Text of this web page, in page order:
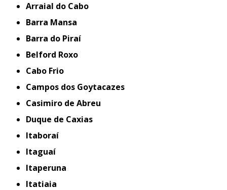
Arraial do Cabo
Barra Mansa
Barra do Piraí
Belford Roxo
Cabo Frio
Campos dos Goytacazes
Casimiro de Abreu
Duque de Caxias
Itaboraí
Itaguaí
Itaperuna
Itatiaia